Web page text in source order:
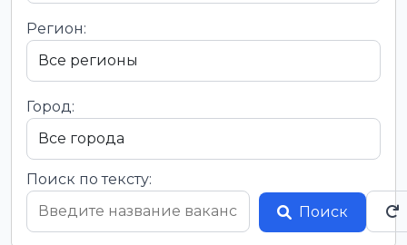
Регион:
Город:
Поиск по тексту:
Поиск